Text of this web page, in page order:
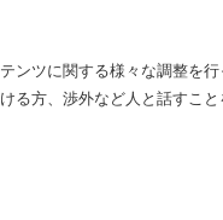
ンツに関する様々な調整を行
る方、渉外など人と話すこ